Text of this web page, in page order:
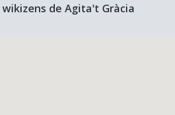
de Agita't Gràcia